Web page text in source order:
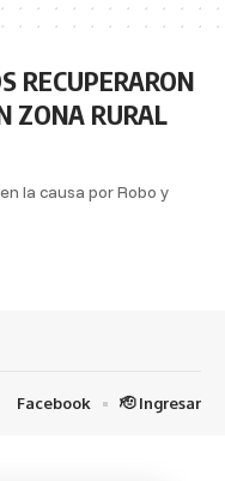
RECUPERARON
ZONA RURAL
la causa por Robo y
Facebook 🫡 Ingresar